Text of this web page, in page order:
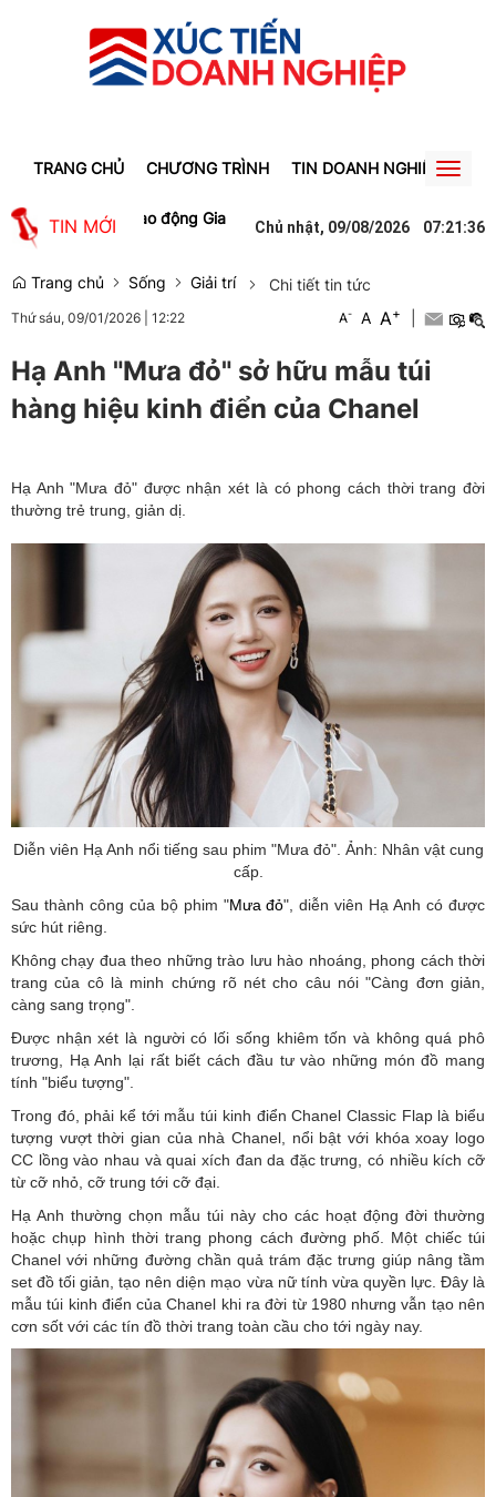
TRANG CHỦ CHƯƠNG TRÌNH TIN DOANH NGHIỆP Toggle
TIN MỚI
làm cho lao động Gia Lai Người phụ nữ ở Hưng Yên suýt bị mất
Chủ nhật, 09/08/2026 07:21 :37
Trang chủ Sống Giải trí Chi tiết tin tức
Thứ sáu, 09/01/2026 12:22 A- A A+
Hạ Anh "Mưa đỏ" sở hữu mẫu túi
hàng hiệu kinh điển của Chanel
Hạ Anh "Mưa đỏ" được nhận xét là có phong cách thời trang đời
thường trẻ trung, giản dị.
Diễn viên Hạ Anh nổi tiếng sau phim "Mưa đỏ". Ảnh: Nhân vật cung
cấp.
Sau thành công của bộ phim "Mưa đỏ", diễn viên Hạ Anh có được
sức hút riêng.
Không chạy đua theo những trào lưu hào nhoáng, phong cách thời
trang của cô là minh chứng rõ nét cho câu nói "Càng đơn giản,
càng sang trọng".
Được nhận xét là người có lối sống khiêm tốn và không quá phô
trương, Hạ Anh lại rất biết cách đầu tư vào những món đồ mang
tính "biểu tượng".
Trong đó, phải kể tới mẫu túi kinh điển Chanel Classic Flap là biểu
tượng vượt thời gian của nhà Chanel, nổi bật với khóa xoay logo
CC lồng vào nhau và quai xích đan da đặc trưng, có nhiều kích cỡ
từ cỡ nhỏ, cỡ trung tới cỡ đại.
Hạ Anh thường chọn mẫu túi này cho các hoạt động đời thường
hoặc chụp hình thời trang phong cách đường phố. Một chiếc túi
Chanel với những đường chần quả trám đặc trưng giúp nâng tầm
set đồ tối giản, tạo nên diện mạo vừa nữ tính vừa quyền lực. Đây là
mẫu túi kinh điển của Chanel khi ra đời từ 1980 nhưng vẫn tạo nên
cơn sốt với các tín đồ thời trang toàn cầu cho tới ngày nay.